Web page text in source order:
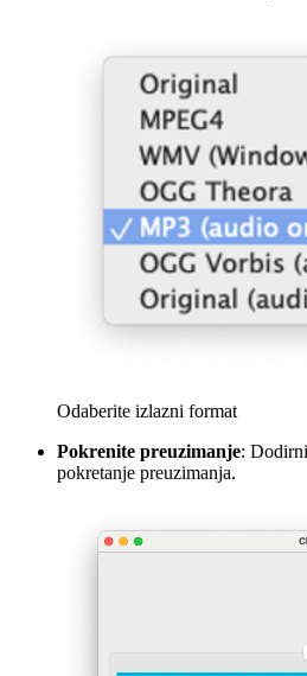
Odaberite izlazni format
Pokrenite preuzimanje:
pokretanje preuzimanja.